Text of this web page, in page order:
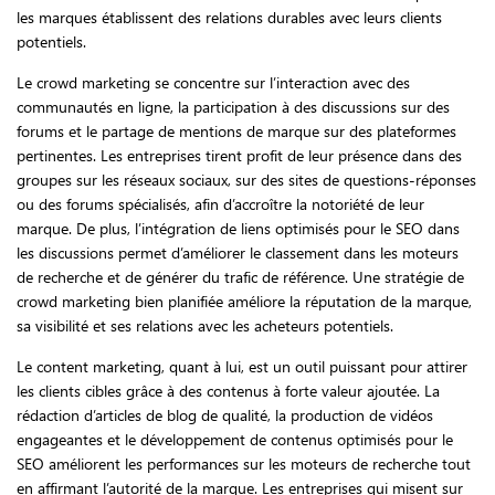
les marques établissent des relations durables avec leurs clients
potentiels.
Le crowd marketing se concentre sur l’interaction avec des
communautés en ligne, la participation à des discussions sur des
forums et le partage de mentions de marque sur des plateformes
pertinentes. Les entreprises tirent profit de leur présence dans des
groupes sur les réseaux sociaux, sur des sites de questions-réponses
ou des forums spécialisés, afin d’accroître la notoriété de leur
marque. De plus, l’intégration de liens optimisés pour le SEO dans
les discussions permet d’améliorer le classement dans les moteurs
de recherche et de générer du trafic de référence. Une stratégie de
crowd marketing bien planifiée améliore la réputation de la marque,
sa visibilité et ses relations avec les acheteurs potentiels.
Le content marketing, quant à lui, est un outil puissant pour attirer
les clients cibles grâce à des contenus à forte valeur ajoutée. La
rédaction d’articles de blog de qualité, la production de vidéos
engageantes et le développement de contenus optimisés pour le
SEO améliorent les performances sur les moteurs de recherche tout
en affirmant l’autorité de la marque. Les entreprises qui misent sur